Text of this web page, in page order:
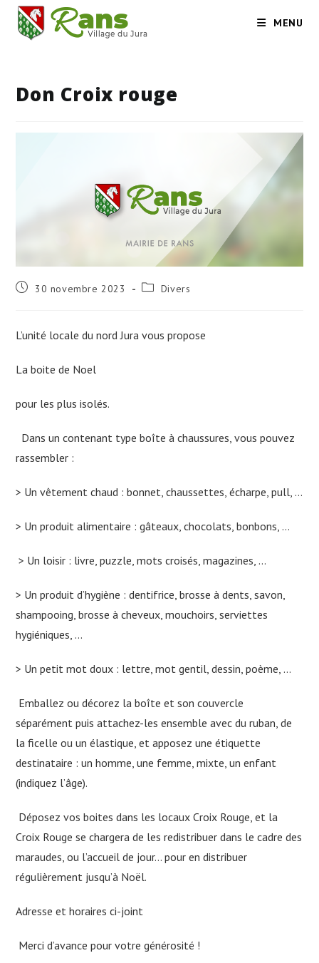
content
MENU
Don Croix rouge
Publication
30 novembre 2023
Post Divers
L’unité locale du nord Jura vous propose
La boite de Noel
pour les plus isolés.
Dans un contenant type boîte à chaussures, vous pouvez
rassembler :
> Un vêtement chaud : bonnet, chaussettes, écharpe, pull, …
> Un produit alimentaire : gâteaux, chocolats, bonbons, …
> Un loisir : livre, puzzle, mots croisés, magazines, …
> Un produit d’hygiène : dentifrice, brosse à dents, savon,
shampooing, brosse à cheveux, mouchoirs, serviettes
hygiéniques, …
> Un petit mot doux : lettre, mot gentil, dessin, poème, …
Emballez ou décorez la boîte et son couvercle
séparément puis attachez-les ensemble avec du ruban, de
la ficelle ou un élastique, et apposez une étiquette
destinataire : un homme, une femme, mixte, un enfant
(indiquez l’âge).
Déposez vos boites dans les locaux Croix Rouge, et la
Croix Rouge se chargera de les redistribuer dans le cadre des
maraudes, ou l’accueil de jour… pour en distribuer
régulièrement jusqu’à Noël.
Adresse et horaires ci-joint
Merci d’avance pour votre générosité !